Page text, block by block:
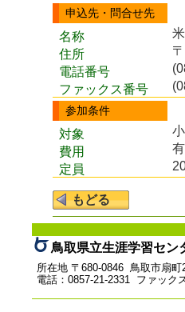
申込先・問合せ先
名称
住所
電話番号
ファックス番号
参加条件
対象
費用
定員
鳥取県立生涯学習セン
所在地 〒680-0846 鳥取市扇町
電話：0857-21-2331 ファック